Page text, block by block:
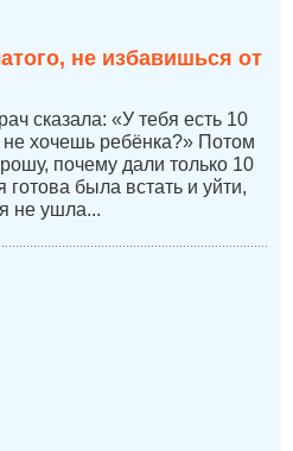
не избавишься от
сказала: «У тебя есть 10
хочешь ребёнка?» Потом
почему дали только 10
была встать и уйти,
не ушла...